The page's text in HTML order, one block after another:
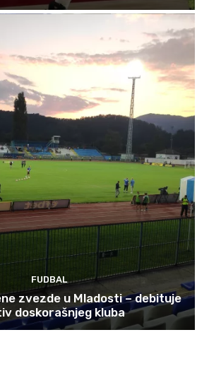
FUDBAL
zvezde u Mladosti – debituje
doskorašnjeg kluba